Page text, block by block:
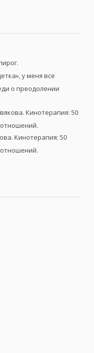
у меня все
о преодолении
Кинотерапия: 50
Кинотерапия: 50